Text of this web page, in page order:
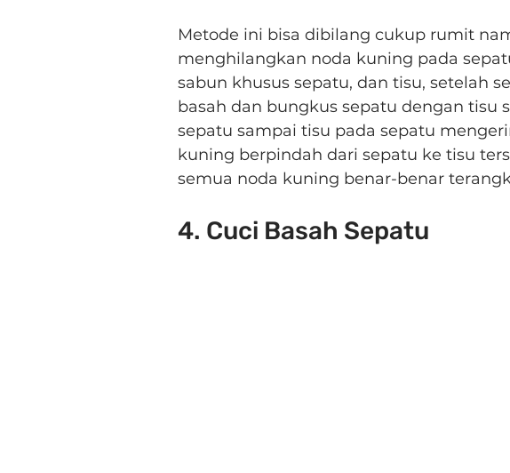
Metode ini bisa dibilang cukup rumit
menghilangkan noda kuning pada
sabun khusus sepatu, dan tisu, setelah
basah dan bungkus sepatu dengan tisu
sepatu sampai tisu pada sepatu
kuning berpindah dari sepatu ke tisu
semua noda kuning benar-benar
4. Cuci Basah Sepatu